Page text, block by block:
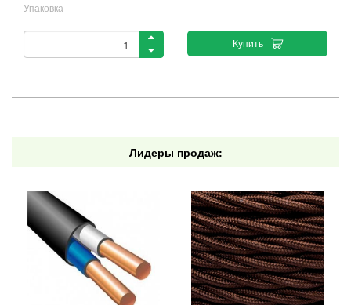
Упаковка
Купить
Лидеры продаж: